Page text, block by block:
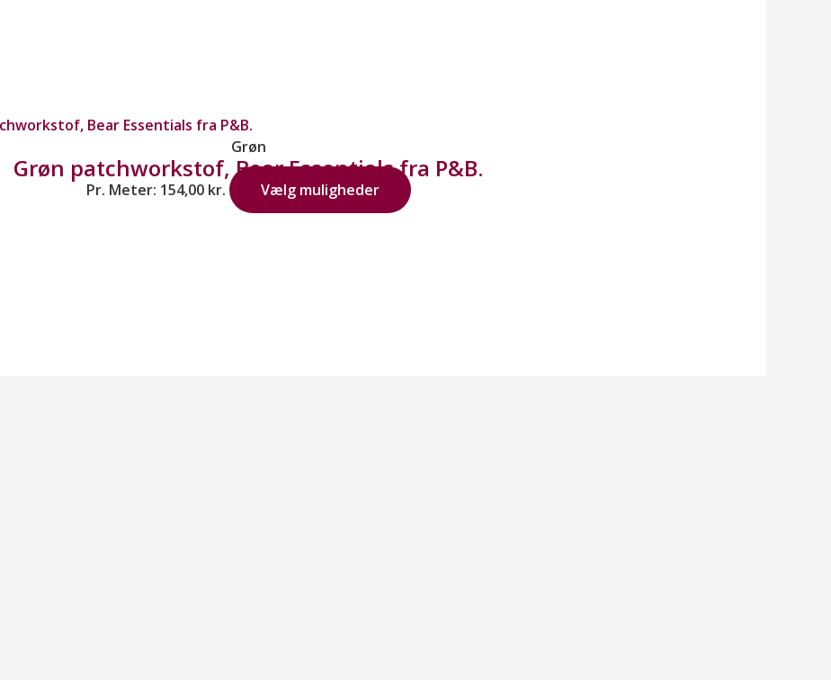
Grøn
Grøn patchworkstof, Bear Essentials fra P&B.
Pr. Meter: 154,00 kr. Vælg muligheder